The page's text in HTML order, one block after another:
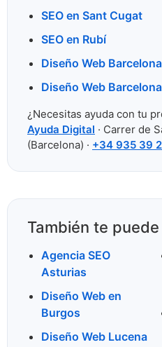
SEO en Sant Cugat
SEO en Rubí
Diseño Web
Diseño Web Barcelona
¿Necesitas ayuda con tu
Ayuda Digital · Carrer de
(Barcelona) · +34 935 39
También te
Agencia SEO
Asturias
Diseño Web en
Burgos
Diseño Web Lucena